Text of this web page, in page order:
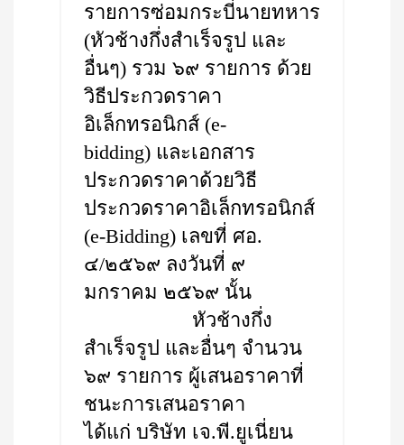
รายการซ่อมกระบี่นายทหาร
(หัวช้างกึ่งสำเร็จรูป และ
อื่นๆ) รวม ๖๙ รายการ ด้วย
วิธีประกวดราคา
อิเล็กทรอนิกส์ (e-
bidding) และเอกสาร
ประกวดราคาด้วยวิธี
ประกวดราคาอิเล็กทรอนิกส์
(e-Bidding) เลขที่ ศอ.
๔/๒๕๖๙ ลงวันที่ ๙
มกราคม ๒๕๖๙ นั้น
หัวช้างกึ่ง
สำเร็จรูป และอื่นๆ จำนวน
๖๙ รายการ ผู้เสนอราคาที่
ชนะการเสนอราคา
ได้แก่ บริษัท เจ.พี.ยูเนี่ยน